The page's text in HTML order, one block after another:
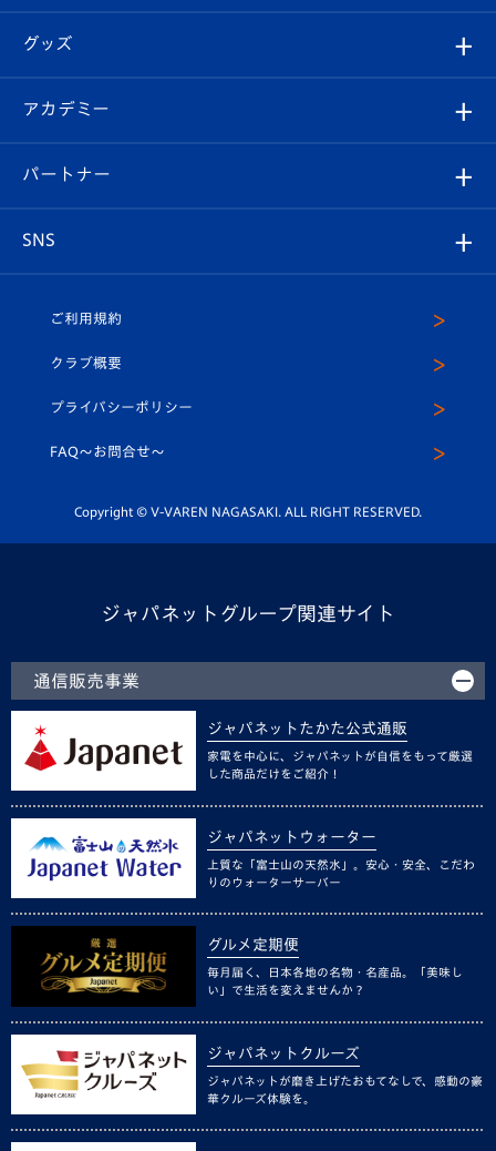
チケット
イベント
メディア
ホームタウン
エンブレム紹介
スタッフプロフィール
マスコット紹介
平和祈念活動
ホームタウン活動
はじめての観戦ガイド
Revive Team
ヴィヴィくんの長崎おもてなしガイド
フォトギャラリー
スタジアムグルメ
チケット
V-LOVERS（ファンクラブ）
プレイヤーズスイート
グッズ
オンラインショップ
店舗情報
アカデミー
育成からのお知らせ
U-18
スクール
パートナー
SNS
ヴィヴィくんインスタグラム
公式LINE＠
ご利用規約
クラブ概要
プライバシーポリシー
FAQ〜お問合せ〜
Copyright © V-VAREN NAGASAKI. ALL RIGHT RESERVED.
ジャパネットグループ関連サイト
通信販売事業
ジャパネットたかた公式通販
家電を中心に、ジャパネットが自信をもって厳選
した商品だけをご紹介！
ジャパネットウォーター
上質な「富士山の天然水」。安心・安全、こだわ
りのウォーターサーバー
グルメ定期便
毎月届く、日本各地の名物・名産品。「美味し
い」で生活を変えませんか？
ジャパネットクルーズ
ジャパネットが磨き上げたおもてなしで、感動の豪
華クルーズ体験を。